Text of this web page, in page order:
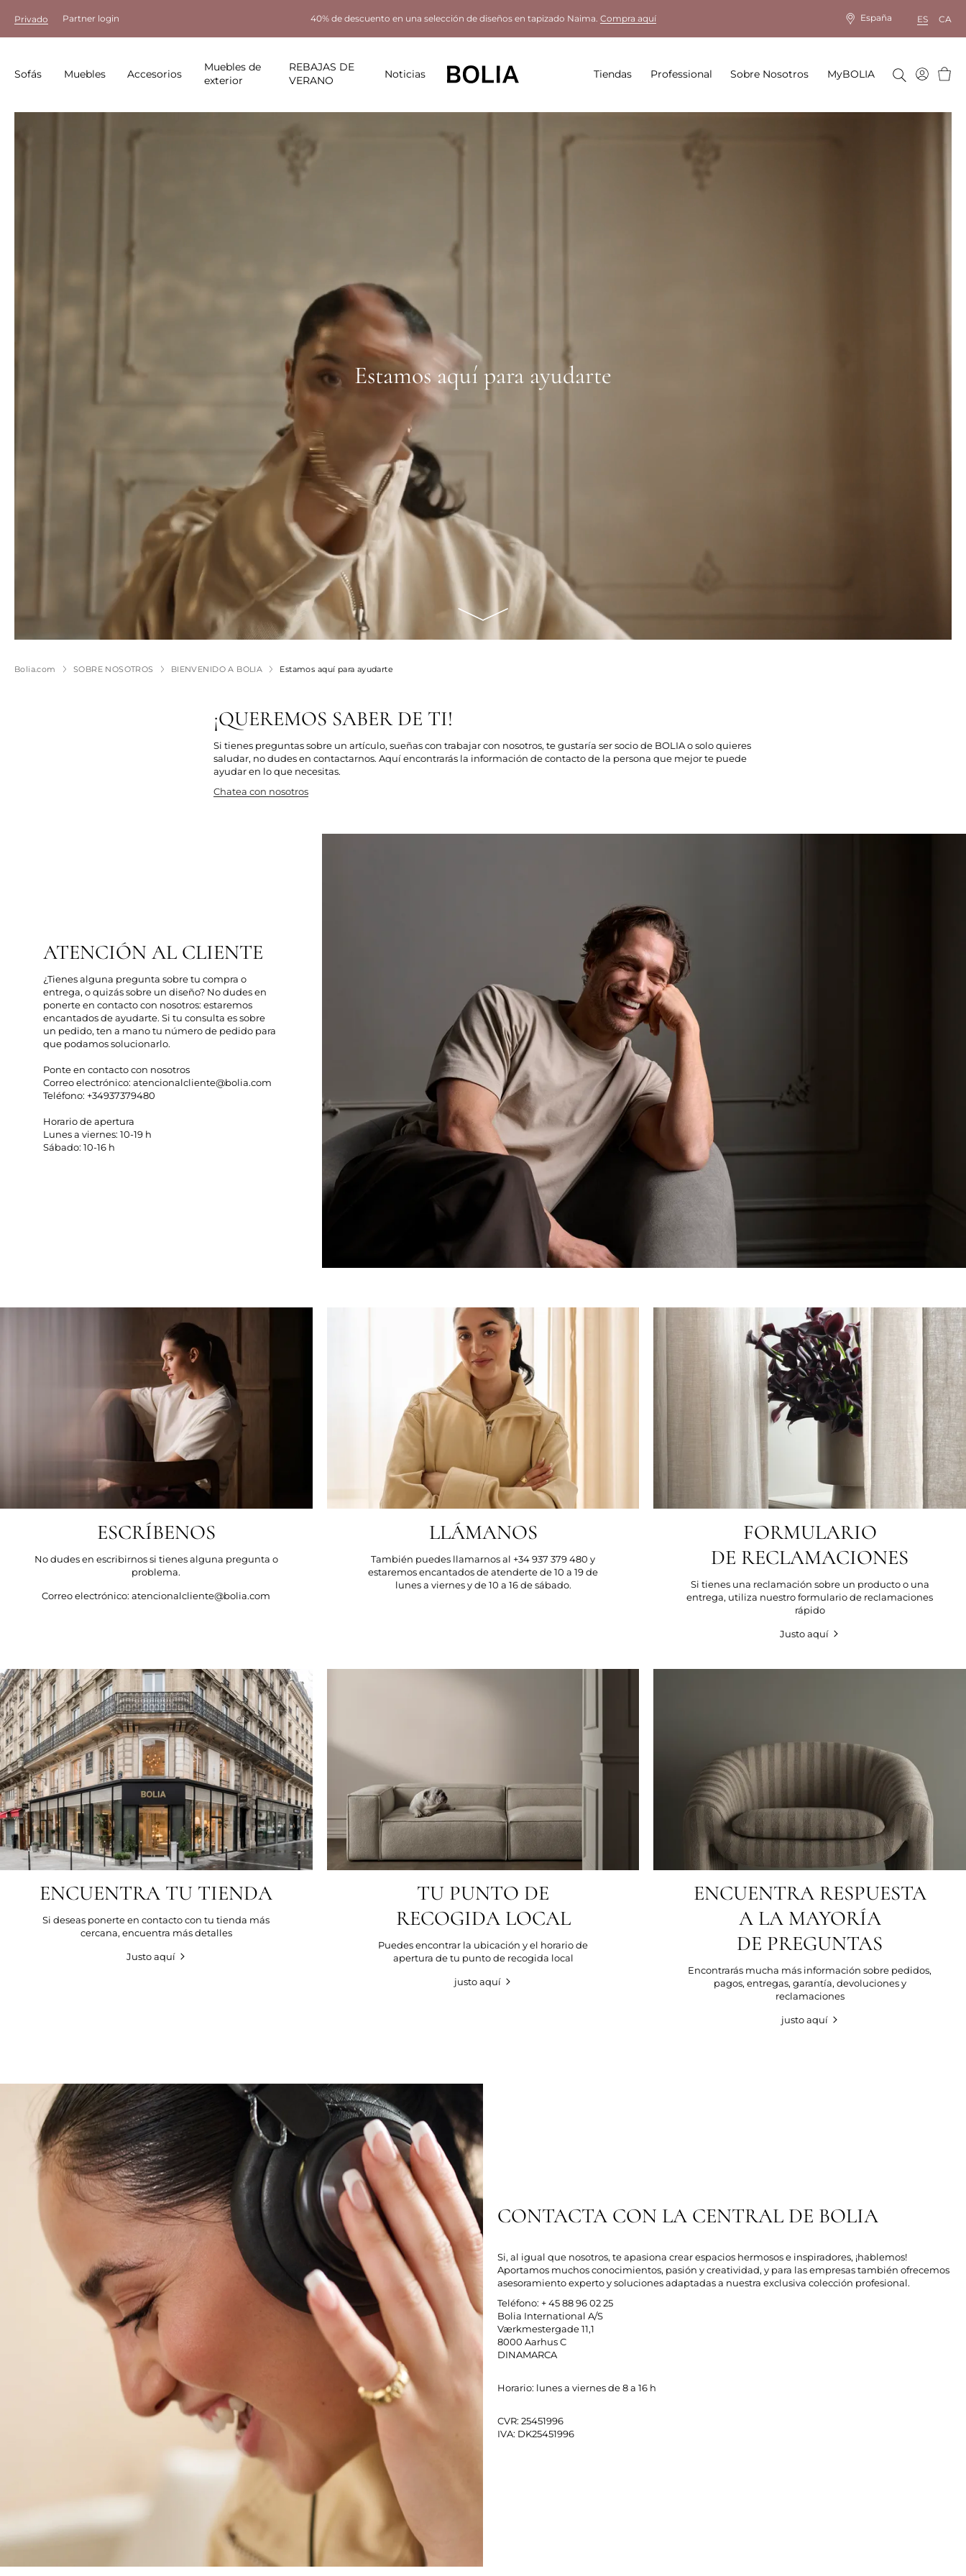
Privado Partner login 40% de descuento en una selección de diseños en tapizado Naima. Compra aquí España ES CA
Sofás Muebles Accesorios
Muebles de
exterior
REBAJAS DE
VERANO
Noticias Tiendas Professional Sobre Nosotros MyBOLIA
Estamos aquí para ayudarte
Bolia.com SOBRE NOSOTROS BIENVENIDO A BOLIA Estamos aquí para ayudarte
¡QUEREMOS SABER DE TI!
Si tienes preguntas sobre un artículo, sueñas con trabajar con nosotros, te gustaría ser sociode BOLIA o solo quieres
saludar, no dudes en contactarnos. Aquíencontrarás la información de contacto de la persona que mejor te puede
ayudar en lo que necesitas.
Chatea con nosotros
ATENCIÓN AL CLIENTE
¿Tienes alguna pregunta sobre tu compra o
entrega, o quizás sobre un diseño? No dudes en
ponerte en contacto con nosotros: estaremos
encantados de ayudarte. Si tu consulta es sobre
un pedido, ten a mano tu número de pedido para
que podamos solucionarlo.
Ponte en contacto con nosotros
Correo electrónico: atencionalcliente@bolia.com
Teléfono: +34937379480
Horario de apertura
Lunes a viernes: 10-19 h
Sábado: 10-16 h
ESCRÍBENOS
No dudes en escribirnos si tienes alguna pregunta o
problema.
Correo electrónico: atencionalcliente@bolia.com
LLÁMANOS
También puedes llamarnos al +34 937 379 480 y
estaremos encantados de atenderte de 10 a 19 de
lunes a viernes y de 10 a 16 de sábado.
FORMULARIO
DE RECLAMACIONES
Si tienes una reclamación sobre un producto o una
entrega, utiliza nuestro formulario de reclamaciones
rápido
Justo aquí
ENCUENTRA TU TIENDA
Si deseas ponerte en contacto con tu tienda más
cercana, encuentra más detalles
Justo aquí
TU PUNTO DE
RECOGIDA LOCAL
Puedes encontrar la ubicación y el horario de
apertura de tu punto de recogida local
justo aquí
ENCUENTRA RESPUESTA
A LA MAYORÍA
DE PREGUNTAS
Encontrarás mucha más información sobre pedidos,
pagos, entregas, garantía, devoluciones y
reclamaciones
justo aquí
CONTACTA CON LA CENTRAL DE BOLIA
Si, al igual que nosotros, te apasiona crear espacios hermosos e inspiradores, ¡hablemos!
Aportamos muchos conocimientos, pasión y creatividad, y para las empresas también ofrecemos
asesoramiento experto y soluciones adaptadas a nuestra exclusiva colección profesional.
Teléfono: + 45 88 96 02 25
Bolia International A/S
Værkmestergade 11,1
8000 Aarhus C
DINAMARCA
Horario: lunes a viernes de 8 a 16 h
CVR: 25451996
IVA: DK25451996